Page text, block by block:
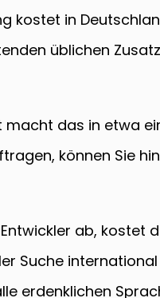
kostet in
üblichen
das in etwa
können Sie
ab, kostet
Suche
erdenklichen